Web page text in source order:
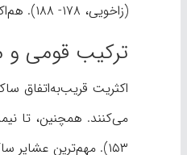
(زاخویی، ۱۷۸- ۱۸۸). هم‌اکنون، زاخو به شکل فرمانداری ویژه در استان دهوک اداره می‌شود و شامل دو بخش درکار و رزگاری است.
ترکیب قومی
اکثریت قریب‌به‌اتفاق
می‌کنند. همچنین، تا نیمۀ سدۀ ۲۰ م، شماری از یهودیان در زاخو زندگی می‌کردند و یکی از
۱۵۳). مهم‌ترین عشایر ساکن در زاخو و حومۀ آن عشایر سندی، سلیوانی و گلی هستند (گولی و جوادی، ۳۳-۳۶).